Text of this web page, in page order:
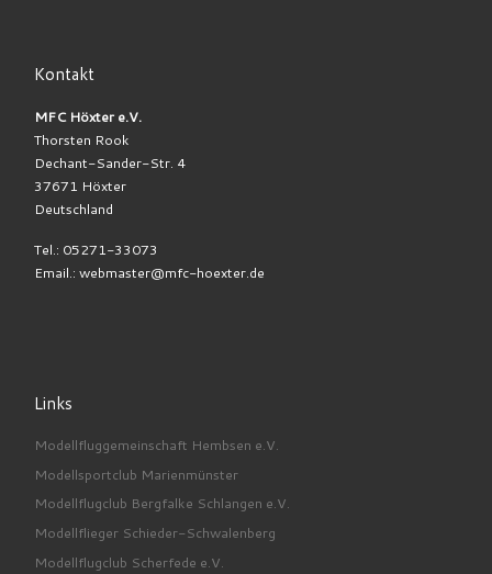
Kontakt
MFC Höxter e.V.
Thorsten Rook
Dechant-Sander-Str. 4
37671 Höxter
Deutschland
Tel.: 05271-33073
Email.: webmaster@mfc-hoexter.de
Links
Modellfluggemeinschaft Hembsen e.V.
Modellsportclub Marienmünster
Modellflugclub Bergfalke Schlangen e.V.
Modellflieger Schieder-Schwalenberg
Modellflugclub Scherfede e.V.